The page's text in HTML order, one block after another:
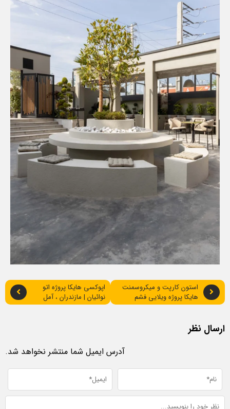
استون کارپت و میکروسمنت
هایکا پروژه ویلایی فشم
اپوکسی هایکا پروژه اتو
نوائیان | مازندران ، آمل
ارسال نظر
آدرس ایمیل شما منتشر نخواهد شد.